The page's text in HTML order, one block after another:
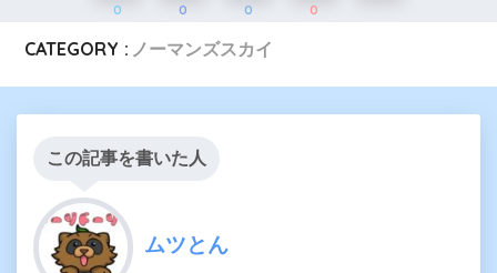
0 0 0 0
CATEGORY : ノーマンズスカイ
この記事を書いた人
ムツとん